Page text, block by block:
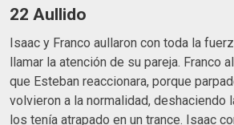
22 Aullido
Isaac y Franco aullaron con toda la
llamar la atención de su pareja. Franco
que Esteban reaccionara, porque
volvieron a la normalidad, deshaciendo
los tenía atrapado en un trance. Isaac